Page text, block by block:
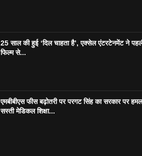
25 साल की हुई ‘दिल चाहता है’, एक्सेल एंटरटेनमेंट ने
फिल्म से...
एमबीबीएस फीस बढ़ोतरी पर परगट सिंह का सरकार पर
सस्ती मेडिकल शिक्षा...